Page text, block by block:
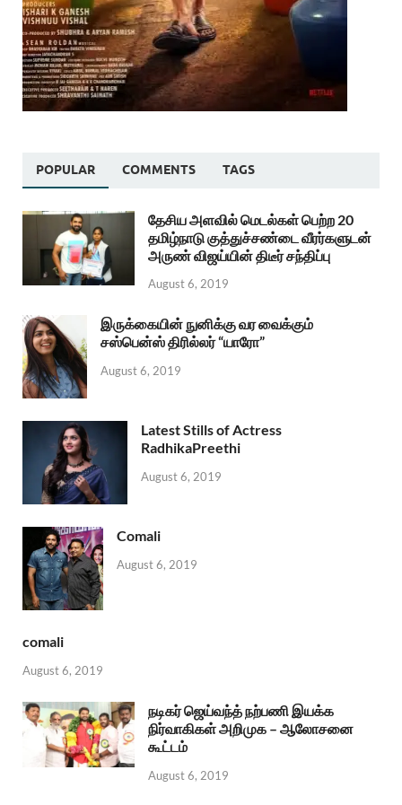
POPULAR COMMENTS TAGS
தேசிய அளவில் மெடல்கள் பெற்ற 20
தமிழ்நாடு குத்துச்சண்டை வீரர்களுடன்
அருண் விஜய்யின் திடீர் சந்திப்பு
August 6, 2019
இருக்கையின் நுனிக்கு வர வைக்கும்
சஸ்பென்ஸ் திரில்லர் “யாரோ”
August 6, 2019
Latest Stills of Actress
RadhikaPreethi
August 6, 2019
Comali
August 6, 2019
comali
August 6, 2019
நடிகர் ஜெய்வந்த் நற்பணி இயக்க
நிர்வாகிகள் அறிமுக – ஆலோசனை
கூட்டம்
August 6, 2019